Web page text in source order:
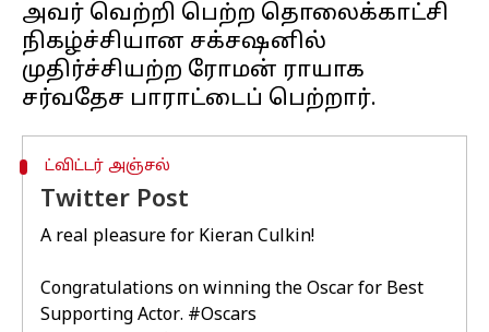
அவர் வெற்றி பெற்ற தொலைக்காட்சி
நிகழ்ச்சியான சக்சஷனில்
முதிர்ச்சியற்ற ரோமன் ராயாக
ட்விட்டர் அஞ்சல்
Twitter Post
A real pleasure for Kieran Culkin!
Congratulations on winning the Oscar for Best
Supporting Actor. #Oscars